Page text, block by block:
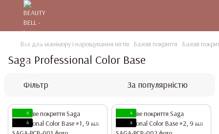
Все для манікюру і нарощування нігтів Базові покриття Базові
Saga Professional Color Base
Фільтр За популярністю
4
4
4
4